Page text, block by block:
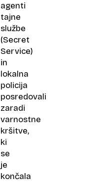
agenti
tajne
službe
(Secret
Service)
in
lokalna
policija
posredovali
zaradi
varnostne
kršitve,
ki
se
je
končala